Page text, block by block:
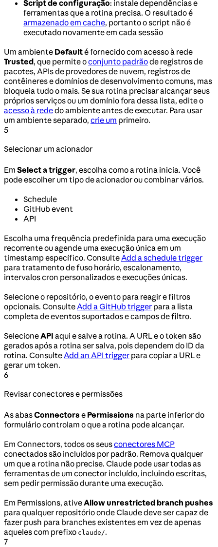
Script de configuração: instale dependências e
ferramentas que a rotina precisa. O resultado é
armazenado em cache, portanto o script não é
executado novamente em cada sessão
Um ambiente Defaulté fornecido com acesso à rede
Trusted, que permite oconjunto padrãode registros de
pacotes, APIs de provedores de nuvem, registros de
contêineres e domínios de desenvolvimento comuns, mas
bloqueia tudo o mais. Se sua rotina precisar alcançar seus
próprios serviços ou um domínio fora dessa lista, edite o
acesso à rededo ambiente antes de executar. Para usar
um ambiente separado, crie um primeiro.
5
Selecionar um acionador
Em Select a trigger, escolha como a rotina inicia. Você
pode escolher um tipo de acionador ou combinar vários.
Schedule
GitHub event
API
Escolha uma frequência predefinida para uma execução
recorrente ou agende uma execução única em um
timestamp específico. Consulte Add a schedule trigger
para tratamento de fuso horário, escalonamento,
intervalos cron personalizados e execuções únicas.
Selecione o repositório, o evento para reagir e filtros
opcionais. Consulte Add a GitHub trigger para a lista
completa de eventos suportados e campos de filtro.
SelecioneAPI aqui e salve a rotina. A URL e o token são
gerados após a rotina ser salva, pois dependem do ID da
rotina. Consulte Add an API trigger para copiar a URL e
gerar um token.
6
Revisar conectores e permissões
As abasConnectors e Permissions na parte inferior do
formulário controlam o que a rotina pode alcançar.
Em Connectors, todos os seusconectores MCP
conectados são incluídos por padrão. Remova qualquer
um que a rotina não precise. Claude pode usar todas as
ferramentas de um conector incluído, incluindo escritas,
sem pedir permissão durante uma execução.
Em Permissions, ativeAllow unrestricted branch pushes
para qualquer repositório onde Claude deve ser capaz de
fazer push para branches existentes em vez de apenas
aqueles com prefixo claude/.
7